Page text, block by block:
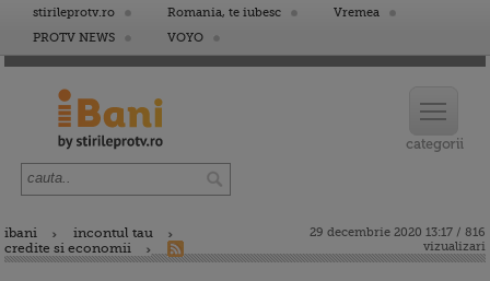
stirileprotv.ro Romania, te iubesc
Vremea
PROTV NEWS
VOYO
ibani
incontul tau
credite si economii
29 decembrie 2020 13:17 / 816
vizualizari